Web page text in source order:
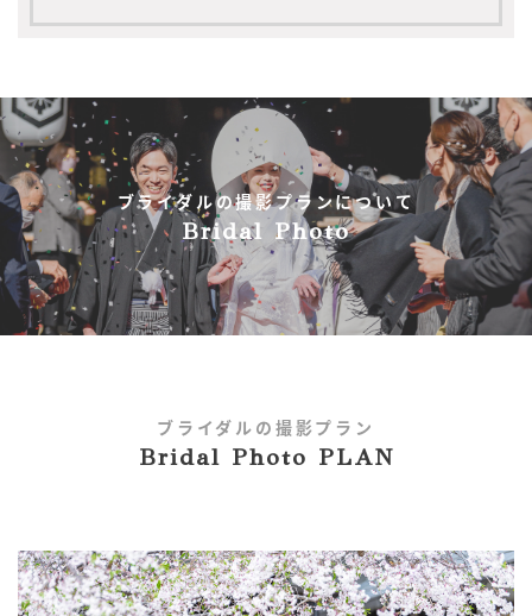
ブライダルの撮影プランについて
Bridal Photo
ブライダルの撮影プラン
Bridal Photo PLAN